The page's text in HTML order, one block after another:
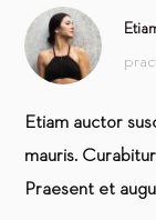
Etiam auctor
mauris.
Praesent et